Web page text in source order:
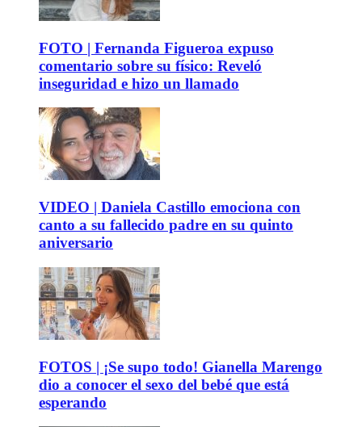
FOTO | Fernanda Figueroa expuso
comentario sobre su físico: Reveló
inseguridad e hizo un llamado
VIDEO | Daniela Castillo emociona con
canto a su fallecido padre en su quinto
aniversario
FOTOS | ¡Se supo todo! Gianella Marengo
dio a conocer el sexo del bebé que está
esperando